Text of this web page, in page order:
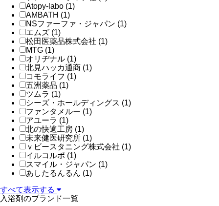
Atopy-labo (1)
AMBATH (1)
NSファーファ・ジャパン (1)
エムズ (1)
松田医薬品株式会社 (1)
MTG (1)
オリヂナル (1)
北見ハッカ通商 (1)
コモライフ (1)
五洲薬品 (1)
ツムラ (1)
シーズ・ホールディングス (1)
ファンタメルー (1)
アユーラ (1)
北の快適工房 (1)
未来健医研究所 (1)
ｖビースタニング株式会社 (1)
イルコルポ (1)
スマイル・ジャパン (1)
あしたるんるん (1)
すべて表示する
入浴剤のブランド一覧